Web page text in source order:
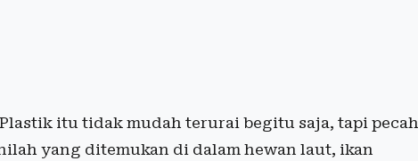
itu tidak mudah terurai begitu saja, tapi pecah
yang ditemukan di dalam hewan laut, ikan